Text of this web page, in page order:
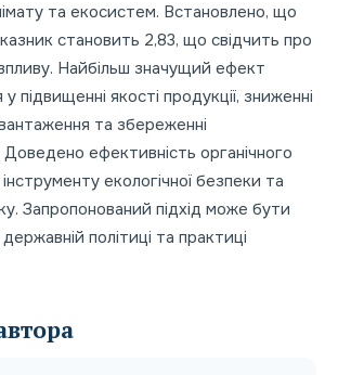
та екосистем. Встановлено, що
становить 2,83, що свідчить про
Найбільш значущий ефект
підвищенні якості продукції, зниженні
та збереженні
Доведено ефективність органічного
екологічної безпеки та
Запропонований підхід може бути
політиці та практиці